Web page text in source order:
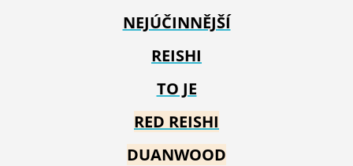
NEJÚČINNĚJŠÍ
REISHI
TO JE
RED REISHI
DUANWOOD